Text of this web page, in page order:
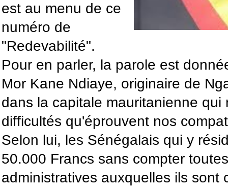
est au menu de ce
numéro de
"Redevabilité".
Pour en parler, la parole est
Mor Kane Ndiaye, originaire de
dans la capitale mauritanienne qui
difficultés qu'éprouvent nos
Selon lui, les Sénégalais qui y
50.000 Francs sans compter
administratives auxquelles ils sont